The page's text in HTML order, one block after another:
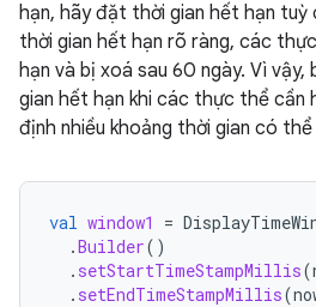
hạn, hãy đặt thời gian hết hạn tuỳ
thời gian hết hạn rõ ràng, các
hạn và bị xoá sau 60 ngày. Vì
gian hết hạn khi các thực thể cần
định nhiều khoảng thời gian có
val window1 =
.Builder()
. setStartTimeStampMillis(
. setEndTimeStampMillis(